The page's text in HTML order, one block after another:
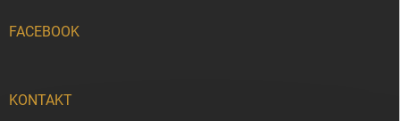
FACEBOOK
KONTAKT